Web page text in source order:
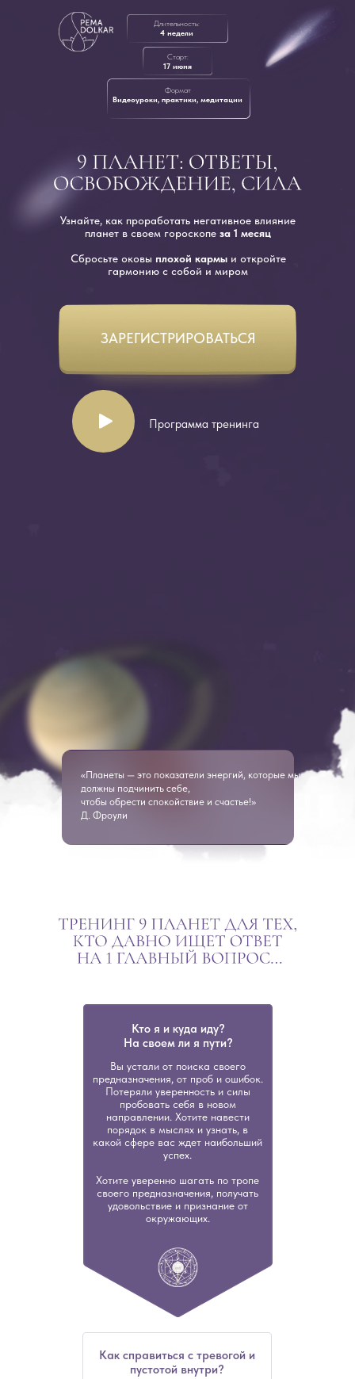
Узнайте, как проработать негативное влияние
планет в своем гороскопе за 1 месяц
Сбросьте оковы плохой кармыи откройте
гармонию с собой и миром
Программа тренинга
Длительность:
4 недели
Формат
Видеоуроки, практики, медитации
«Планеты — это показатели энергий, которые мы
должны подчинить себе,
чтобы обрести спокойствие и счастье!»
Д. Фроули
Старт:
17 июня
ЗАРЕГИСТРИРОВАТЬСЯ
Кто я и куда иду?
На своем ли я пути?
Вы устали от поиска своего
предназначения, от проб и ошибок.
Потеряли уверенность и силы
пробовать себя в новом
направлении. Хотите навести
порядок в мыслях и узнать, в
какой сфере вас ждет наибольший
успех.
Хотите уверенно шагать по тропе
своего предназначения, получать
удовольствие и признание от
окружающих.
Как справиться с тревогой и
пустотой внутри?